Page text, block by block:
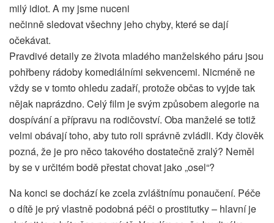
milý idiot. A my jsme nuceni
nečinně sledovat všechny jeho chyby, které se dají
očekávat.
Pravdivé detaily ze života mladého manželského páru jsou
pohřbeny rádoby komediálními sekvencemi. Nicméně ne
vždy se v tomto ohledu zadaří, protože občas to vyjde tak
nějak naprázdno. Celý film je svým způsobem alegorie na
dospívání a přípravu na rodičovství. Oba manželé se totiž
velmi obávají toho, aby tuto roli správně zvládli. Kdy člověk
pozná, že je pro něco takového dostatečně zralý? Neměl
by se v určitém bodě přestat chovat jako „osel“?
Na konci se dochází ke zcela zvláštnímu ponaučení. Péče
o dítě je prý vlastně podobná péči o prostitutky – hlavní je